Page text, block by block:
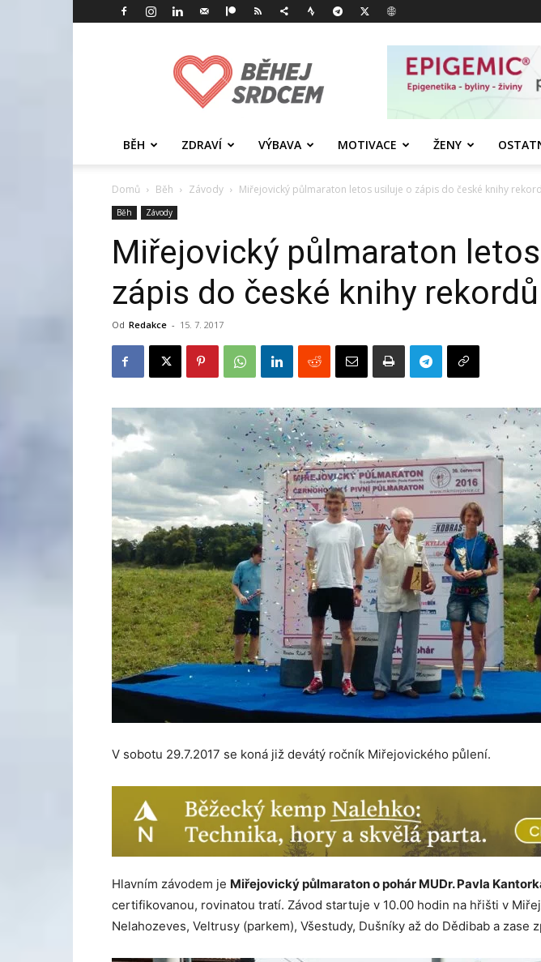
srdcem
BĚH ZDRAVÍ VÝBAVA MOTIVACE ŽENY
Domů Běh Závody Miřejovický půlmaraton letos usiluje o zápis do české knihy
Běh Závody
Miřejovický půlmaraton
zápis do české knihy rekordů
Od Redakce - 15. 7. 2017
V sobotu 29.7.2017 se koná již devátý ročník Miřejovického půlení.
Hlavním závodem je Miřejovický půlmaraton o pohár MUDr. Pavla
certifikovanou, rovinatou tratí. Závod startuje v 10.00 hodin na hřišti v
Nelahozeves, Veltrusy (parkem), Všestudy, Dušníky až do Dědibab a zase